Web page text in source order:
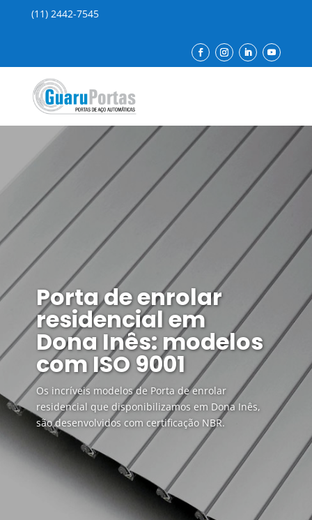
(11) 2442-7545
Porta de enrolar
residencial em
Dona Inês: modelos
com ISO 9001
Os incríveis modelos de Porta de enrolar
residencial que disponibilizamos em Dona Inês,
são desenvolvidos com certificação NBR.